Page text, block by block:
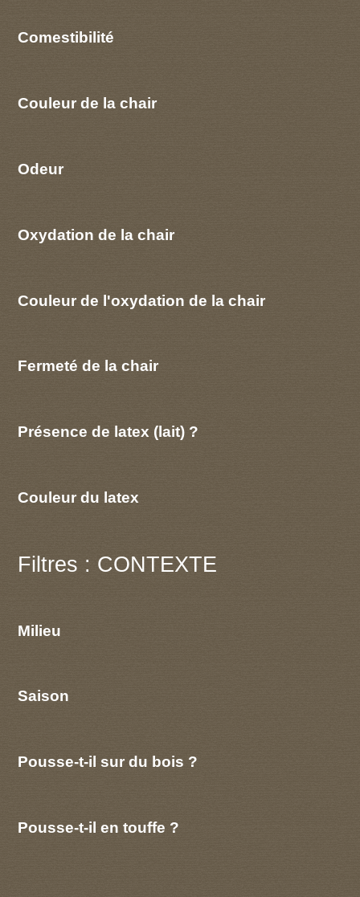
Comestibilité
Couleur de la chair
Odeur
Oxydation de la chair
Couleur de l'oxydation de la chair
Fermeté de la chair
Présence de latex (lait) ?
Couleur du latex
Filtres : CONTEXTE
Milieu
Saison
Pousse-t-il sur du bois ?
Pousse-t-il en touffe ?